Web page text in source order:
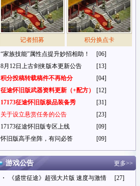
记者招募
积分换点卡
“家族技能”属性点提升妙招相助！
[06]
8月12日上古剑侠版本更新公告
[13]
积分投稿转载稿件不再给分
[04]
征途怀旧版武器资料更新（+配方）
[12]
17173征途怀旧版极品装备秀
[31]
关于设立悬赏任务的公告
[23]
17173征途怀旧版专区上线
[09]
怀旧版高手坐阵，有问必答
[09]
游戏公告 更多>>
・ 《盛世征途》超强大片版 速度与激情
[27]